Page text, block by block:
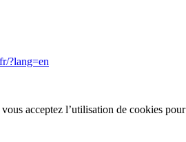
acceptez l’utilisation de cookies